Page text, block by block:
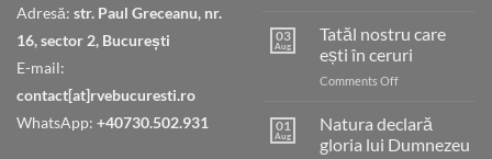
Adresă: str. Paul Greceanu, nr.
16, sector 2, București
E-mail:
contact[at]rvebucuresti.ro
WhatsApp: +40730.502.931
03
Aug
Tatăl nostru care
ești în ceruri
Comments Offon
nostru
care
ești
01
Aug
Natura declară
gloria lui Dumnezeu